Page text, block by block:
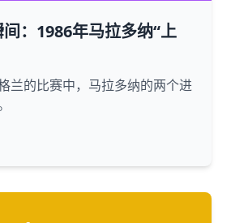
：1986年马拉多纳“上
兰的比赛中，马拉多纳的两个进